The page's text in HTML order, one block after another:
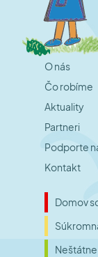
O nás
Čo robíme
Aktuality
Partneri
Podporte
Kontakt
Domov